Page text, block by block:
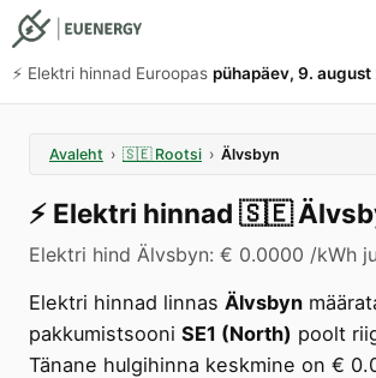
⚡️ Elektri hinnad Euroopas pühapäev, 9. august
Avaleht › 🇸🇪 Rootsi › Älvsbyn
⚡️ Elektri hinnad 🇸🇪
Elektri hind Älvsbyn: € 0.0000 /kWh
Elektri hinnad linnas Älvsbyn
pakkumistsooni SE1 (North) poolt
Tänane hulgihinna keskmine on €